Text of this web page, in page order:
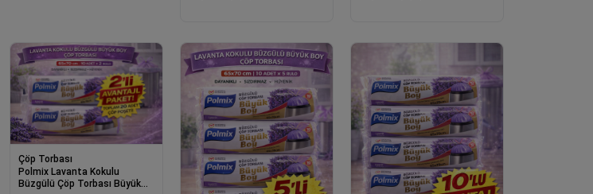
Çöp Torbası
Polmix Lavanta Kokulu
Büzgülü Çöp Torbası Büyük